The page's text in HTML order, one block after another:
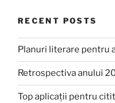
RECENT POSTS
Planuri literare pentru
Retrospectiva anului
Top aplicații pentru